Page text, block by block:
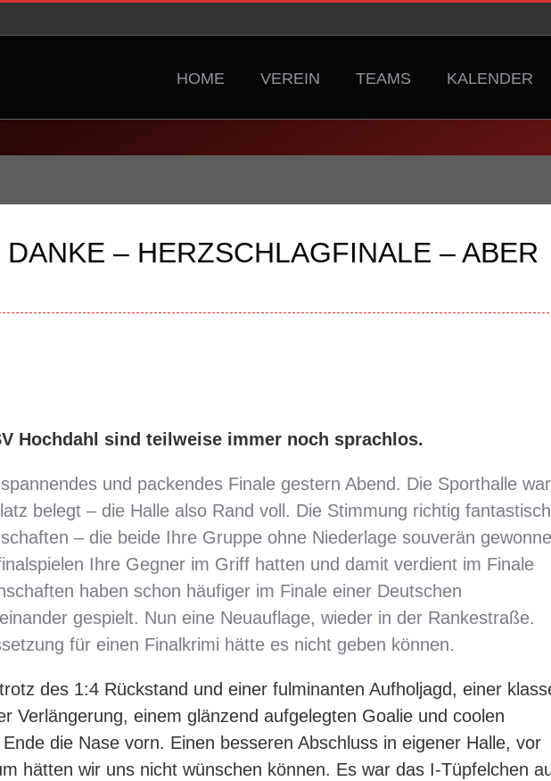
HOME VEREIN TEAMS KALENDER
– HERZSCHLAGFINALE – ABER
Hochdahl sind teilweise immer noch sprachlos.
und packendes Finale gestern Abend. Die Sporthalle war
belegt – die Halle also Rand voll. Die Stimmung richtig
– die beide Ihre Gruppe ohne Niederlage souverän
Ihre Gegner im Griff hatten und damit verdient im Finale
haben schon häufiger im Finale einer Deutschen
gespielt. Nun eine Neuauflage, wieder in der Rankestraße.
für einen Finalkrimi hätte es nicht geben können.
des 1:4 Rückstand und einer fulminanten Aufholjagd, einer
Verlängerung, einem glänzend aufgelegten Goalie und coolen
die Nase vorn. Einen besseren Abschluss in eigener Halle, vor
hätten wir uns nicht wünschen können. Es war das I-Tüpfelchen